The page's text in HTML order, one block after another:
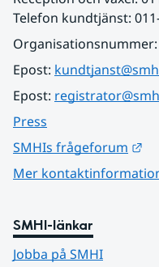
Telefon kundtjänst:
Organisationsnummer:
Epost:
Epost:
Press
SMHIs frågeforum
Mer
SMHI-länkar
Jobba på SMHI